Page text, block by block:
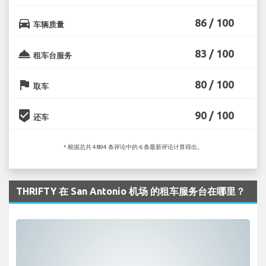
directions_car 车辆质量 86 / 100
room_service 租车台服务 83 / 100
flag 取车 80 / 100
beenhere 还车 90 / 100
* 根据总共 4894 条评论中的 6 条最新评论计算得出。
THRIFTY 在 San Antonio 机场 的租车服务台在哪里？